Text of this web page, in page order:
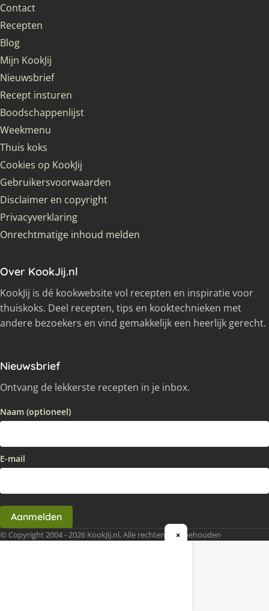
Contact
Recepten
Blog
Mijn KookJij
Nieuwsbrief
Recept insturen
Boodschappenlijst
Weekmenu
Thuis koks
Cookies op KookJij
Gebruikersvoorwaarden
Disclaimer en copyright
Privacyverklaring
Onrechtmatige inhoud melden
Over KookJij.nl
KookJij is dé kookwebsite vol recepten en inspiratie voor
thuiskoks. Deel recepten, tips en kooktechnieken met
andere bezoekers en vind gemakkelijk een heerlijk gerecht.
Nieuwsbrief
Ontvang de lekkerste recepten in je inbox.
Naam (optioneel)
E-mail
Aanmelden
© Copyright 2004 - 2026 KookJij.nl, Alle rechten voorbehouden
×